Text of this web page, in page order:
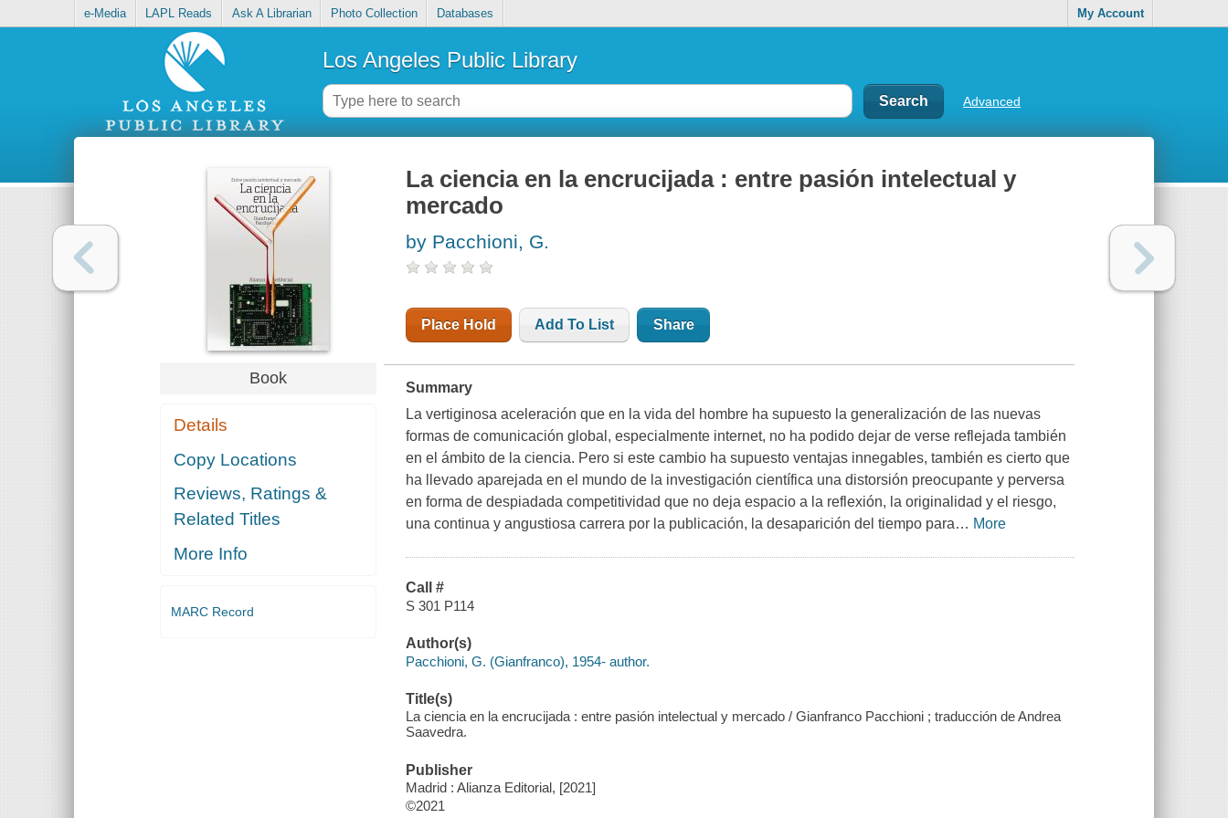
e-Media LAPL Reads Ask A Librarian Photo Collection Databases My Account
Los Angeles Public Library
Advanced
Book
Details
Copy Locations
Reviews, Ratings &
Related Titles
More Info
MARC Record
La ciencia en la encrucijada : entre pasión intelectual y
mercado
by Pacchioni, G.
Place Hold Add To List Share
Summary
La vertiginosa aceleración que en la vida del hombre ha supuesto la generalización de las nuevas
formas de comunicación global, especialmente internet, no ha podido dejar de verse reflejada también
en el ámbito de la ciencia. Pero si este cambio ha supuesto ventajas innegables, también es cierto que
ha llevado aparejada en el mundo de la investigación científica una distorsión preocupante y perversa
en forma de despiadada competitividad que no deja espacio a la reflexión, la originalidad y el riesgo,
una continua y angustiosa carrera por la publicación, la desaparición del tiempo para… More
Call #
S 301 P114
Author(s)
Pacchioni, G. (Gianfranco), 1954- author.
Title(s)
La ciencia en la encrucijada : entre pasión intelectual y mercado / Gianfranco Pacchioni ; traducción de Andrea
Saavedra.
Publisher
Madrid : Alianza Editorial, [2021]
©2021